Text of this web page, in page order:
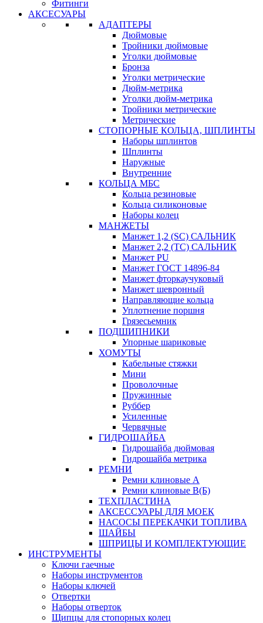
Фитинги
АКСЕСУАРЫ
АДАПТЕРЫ
Дюймовые
Тройники дюймовые
Уголки дюймовые
Бронза
Уголки метрические
Дюйм-метрика
Уголки дюйм-метрика
Тройники метрические
Метрические
СТОПОРНЫЕ КОЛЬЦА, ШПЛИНТЫ
Наборы шплинтов
Шплинты
Наружные
Внутренние
КОЛЬЦА МБС
Кольца резиновые
Кольца силиконовые
Наборы колец
МАНЖЕТЫ
Манжет 1,2 (SC) САЛЬНИК
Манжет 2,2 (ТС) САЛЬНИК
Манжет PU
Манжет ГОСТ 14896-84
Манжет фторкаучуковый
Манжет шевронный
Направляющие кольца
Уплотнение поршня
Грязесьемник
ПОДШИПНИКИ
Упорные шариковые
ХОМУТЫ
Кабельные стяжки
Мини
Проволочные
Пружинные
Руббер
Усиленные
Червячные
ГИДРОШАЙБА
Гидрошайба дюймовая
Гидрошайба метрика
РЕМНИ
Ремни клиновые А
Ремни клиновые В(Б)
ТЕХПЛАСТИНА
АКСЕССУАРЫ ДЛЯ МОЕК
НАСОСЫ ПЕРЕКАЧКИ ТОПЛИВА
ШАЙБЫ
ШПРИЦЫ И КОМПЛЕКТУЮЩИЕ
ИНСТРУМЕНТЫ
Ключи гаечные
Наборы инструментов
Наборы ключей
Отвертки
Наборы отверток
Щипцы для стопорных колец